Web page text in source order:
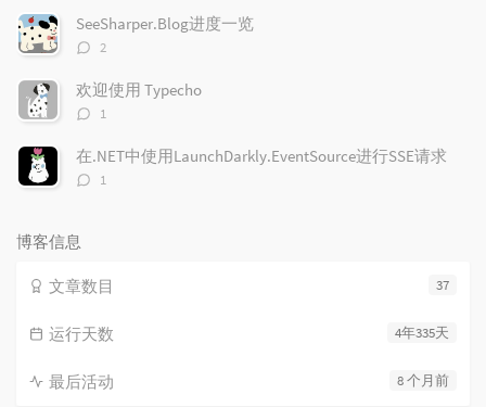
数：
SeeSharper.Blog进度一览
评
数：
2
欢迎使用 Typecho
评
数：
1
在.NET中使用LaunchDarkly.EventSource进行SSE请求
评1
博客信息
37
文章数目
4年335天
运行天数
8 个月前
最后活动